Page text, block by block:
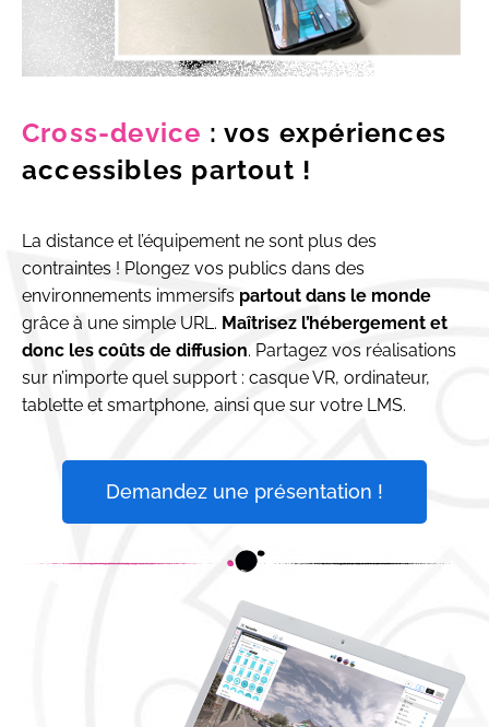
Cross-device : vos expériences
accessibles partout !
La distance et l’équipement ne sont plus des
contraintes ! Plongez vos publics dans des
environnements immersifs partout dans le monde
grâce à une simple URL. Maîtrisez l’hébergement et
donc les coûts de diffusion. Partagez vos réalisations
sur n’importe quel support : casque VR, ordinateur,
tablette et smartphone, ainsi que sur votre LMS.
Demandez une présentation !